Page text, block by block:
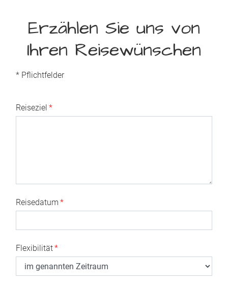
Erzählen Sie uns von
Ihren Reisewünschen
* Pflichtfelder
Reiseziel *
Reisedatum *
Flexibilität*